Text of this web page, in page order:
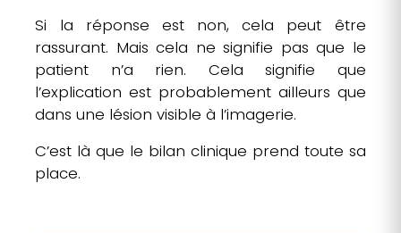
Si la réponse est non, cela peut être
rassurant. Mais cela ne signifie pas que le
patient n’a rien. Cela signifie que
l’explication est probablement ailleurs que
dans une lésion visible à l’imagerie.
C’est là que le bilan clinique prend toute sa
place.